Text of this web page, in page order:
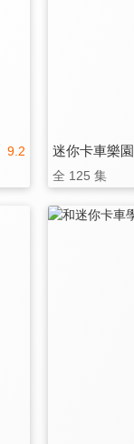
9.2 迷你卡車樂園
全 125 集